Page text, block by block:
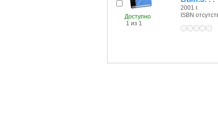
Доступно
1 из 1
2001 г.
ISBN